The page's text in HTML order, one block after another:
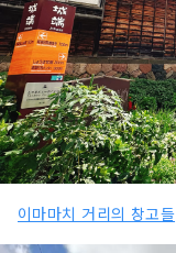
이마마치 거리의 창고들